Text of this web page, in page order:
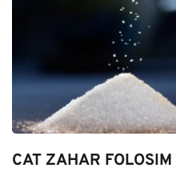
CAT ZAHAR FOLOSIM